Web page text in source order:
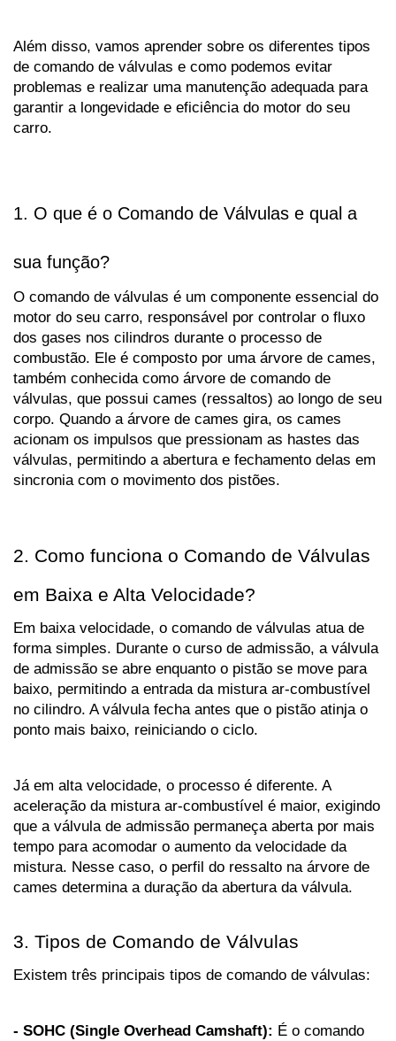
Além disso, vamos aprender sobre os diferentes tipos
de comando de válvulas e como podemos evitar
problemas e realizar uma manutenção adequada para
garantir a longevidade e eficiência do motor do seu
carro.
1. O que é o Comando de Válvulas e qual a
sua função?
O comando de válvulas é um componente essencial do
motor do seu carro, responsável por controlar o fluxo
dos gases nos cilindros durante o processo de
combustão. Ele é composto por uma árvore de cames,
também conhecida como árvore de comando de
válvulas, que possui cames (ressaltos) ao longo de seu
corpo. Quando a árvore de cames gira, os cames
acionam os impulsos que pressionam as hastes das
válvulas, permitindo a abertura e fechamento delas em
sincronia com o movimento dos pistões.
2. Como funciona o Comando de Válvulas
em Baixa e Alta Velocidade?
Em baixa velocidade, o comando de válvulas atua de
forma simples. Durante o curso de admissão, a válvula
de admissão se abre enquanto o pistão se move para
baixo, permitindo a entrada da mistura ar-combustível
no cilindro. A válvula fecha antes que o pistão atinja o
ponto mais baixo, reiniciando o ciclo.
Já em alta velocidade, o processo é diferente. A
aceleração da mistura ar-combustível é maior, exigindo
que a válvula de admissão permaneça aberta por mais
tempo para acomodar o aumento da velocidade da
mistura. Nesse caso, o perfil do ressalto na árvore de
cames determina a duração da abertura da válvula.
3. Tipos de Comando de Válvulas
Existem três principais tipos de comando de válvulas:
- SOHC (Single Overhead Camshaft): É o comando